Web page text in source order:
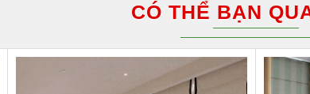
CÓ THỂ BẠN